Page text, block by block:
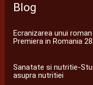
Blog
Ecranizarea unui
Premiera in Romania
Sanatate si nutritie-
asupra nutritiei